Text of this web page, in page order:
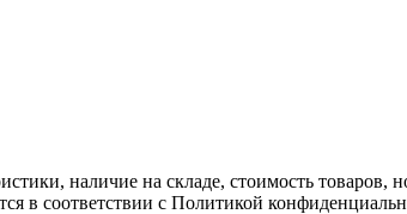
наличие на складе, стоимость
в соответствии с Политикой